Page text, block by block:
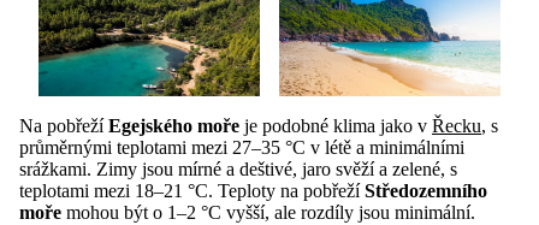
Na pobřežíEgejského moře je podobné klima jako v Řecku, s
průměrnými teplotami mezi 27–35 °C v létě a minimálními
srážkami. Zimy jsou mírné a deštivé, jaro svěží a zelené, s
teplotami mezi 18–21 °C. Teploty na pobřežíStředozemního
moře mohou být o 1–2 °C vyšší, ale rozdíly jsou minimální.